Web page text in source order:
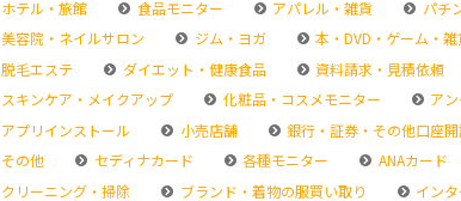
ホテル・旅館
食品モニター アパレル・雑貨 パチ
美容院・ネイルサロン
ジム・ヨガ 本・DVD・ゲーム・
脱毛エステ
ダイエット・健康食品 資料請求・見積依頼
スキンケア・メイクアップ
化粧品・コスメモニター ア
アプリインストール
小売店舗 銀行・証券・その他口座
その他
セディナカード 各種モニター ANAカード
クリーニング・掃除
ブランド・着物の服買い取り イン